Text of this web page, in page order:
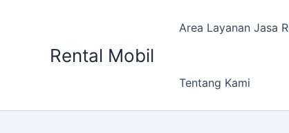
Rental Mobil
Area Layanan Jasa
Tentang Kami